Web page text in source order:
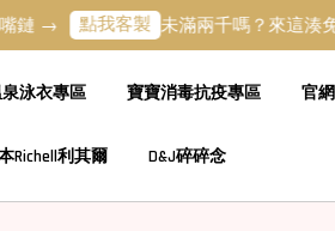
→ 點我客製 未滿兩千嗎？來這湊免
泳衣專區 寶寶消毒抗疫專區 官
Richell利其爾 D&J碎碎念